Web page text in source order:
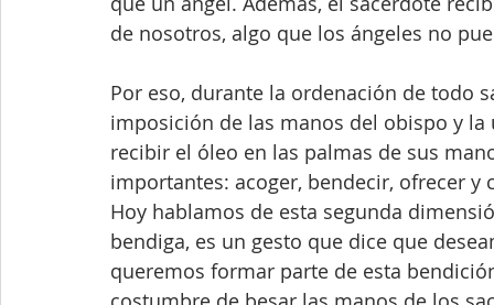
de nosotros, algo que los ángeles no
Por eso, durante la ordenación de todo
imposición de las manos del obispo y
recibir el óleo en las palmas de sus
importantes: acoger, bendecir, ofrecer y
Hoy hablamos de esta segunda
bendiga, es un gesto que dice que
queremos formar parte de esta